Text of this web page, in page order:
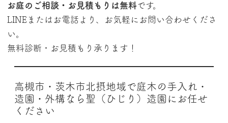
お庭のご相談・お見積もりは無料です。
LINEまたはお電話より、お気軽にお問い合わせくださ
い。
無料診断・お見積もり承ります！
高槻市・茨木市北摂地域で庭木の手入れ・
造園・外構なら聖（ひじり）造園にお任せ
ください